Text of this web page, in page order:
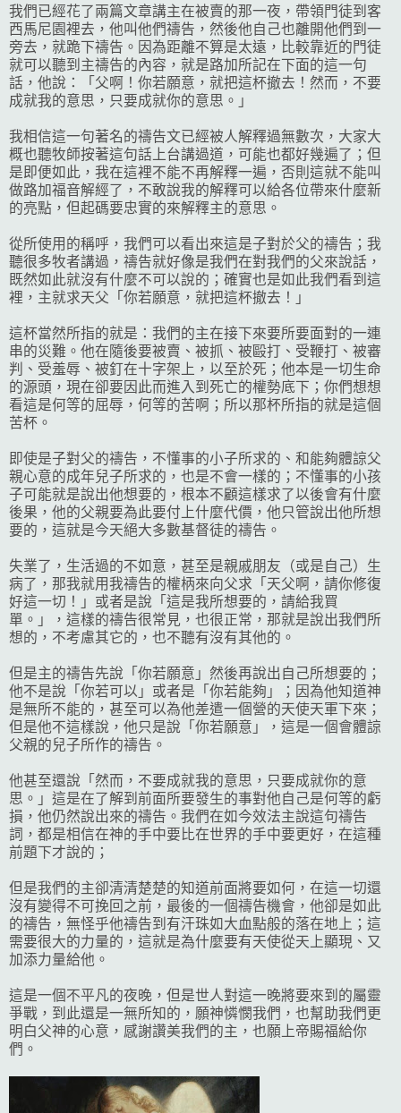
我們已經花了兩篇文章講主在被賣的那一夜，帶領門徒到客
西馬尼園裡去，他叫他們禱告，然後他自己也離開他們到一
旁去，就跪下禱告。因為距離不算是太遠，比較靠近的門徒
就可以聽到主禱告的內容，就是路加所記在下面的這一句
話，他說：「父啊！你若願意，就把這杯撤去！然而，不要
成就我的意思，只要成就你的意思。」
我相信這一句著名的禱告文已經被人解釋過無數次，大家大
概也聽牧師按著這句話上台講過道，可能也都好幾遍了；但
是即便如此，我在這裡不能不再解釋一遍，否則這就不能叫
做路加福音解經了，不敢說我的解釋可以給各位帶來什麼新
的亮點，但起碼要忠實的來解釋主的意思。
從所使用的稱呼，我們可以看出來這是子對於父的禱告；我
聽很多牧者講過，禱告就好像是我們在對我們的父來說話，
既然如此就沒有什麼不可以說的；確實也是如此我們看到這
裡，主就求天父「你若願意，就把這杯撤去！」
這杯當然所指的就是：我們的主在接下來要所要面對的一連
串的災難。他在隨後要被賣、被抓、被毆打、受鞭打、被審
判、受羞辱、被釘在十字架上，以至於死；他本是一切生命
的源頭，現在卻要因此而進入到死亡的權勢底下；你們想想
看這是何等的屈辱，何等的苦啊；所以那杯所指的就是這個
苦杯。
即使是子對父的禱告，不懂事的小子所求的、和能夠體諒父
親心意的成年兒子所求的，也是不會一樣的；不懂事的小孩
子可能就是說出他想要的，根本不顧這樣求了以後會有什麼
後果，他的父親要為此要付上什麼代價，他只管說出他所想
要的，這就是今天絕大多數基督徒的禱告。
失業了，生活過的不如意，甚至是親戚朋友（或是自己）生
病了，那我就用我禱告的權柄來向父求「天父啊，請你修復
好這一切！」或者是說「這是我所想要的，請給我買
單。」，這樣的禱告很常見，也很正常，那就是說出我們所
想的，不考慮其它的，也不聽有沒有其他的。
但是主的禱告先說「你若願意」然後再說出自己所想要的；
他不是說「你若可以」或者是「你若能夠」；因為他知道神
是無所不能的，甚至可以為他差遣一個營的天使天軍下來；
但是他不這樣說，他只是說「你若願意」，這是一個會體諒
父親的兒子所作的禱告。
他甚至還說「然而，不要成就我的意思，只要成就你的意
思。」這是在了解到前面所要發生的事對他自己是何等的虧
損，他仍然說出來的禱告。我們在如今效法主說這句禱告
詞，都是相信在神的手中要比在世界的手中要更好，在這種
前題下才說的；
但是我們的主卻清清楚楚的知道前面將要如何，在這一切還
沒有變得不可挽回之前，最後的一個禱告機會，他卻是如此
的禱告，無怪乎他禱告到有汗珠如大血點般的落在地上；這
需要很大的力量的，這就是為什麼要有天使從天上顯現、又
加添力量給他。
這是一個不平凡的夜晚，但是世人對這一晚將要來到的屬靈
爭戰，到此還是一無所知的，願神憐憫我們，也幫助我們更
明白父神的心意，感謝讚美我們的主，也願上帝賜福給你
們。